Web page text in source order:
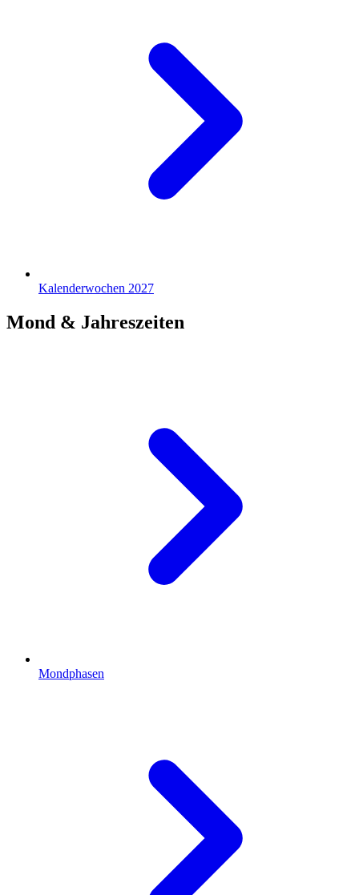
Kalenderwochen 2027
Mond & Jahreszeiten
Mondphasen